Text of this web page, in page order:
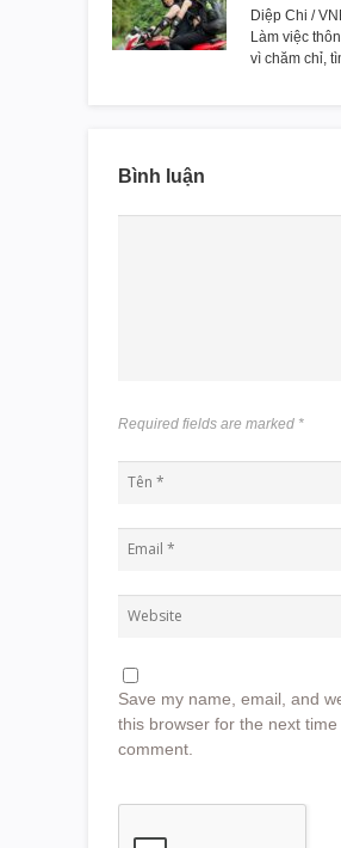
Diệp Chi /
Làm việc
vì chăm chỉ,
Bình luận
Required fields are marked *
Save my name, email, and
this browser for the next time
comment.